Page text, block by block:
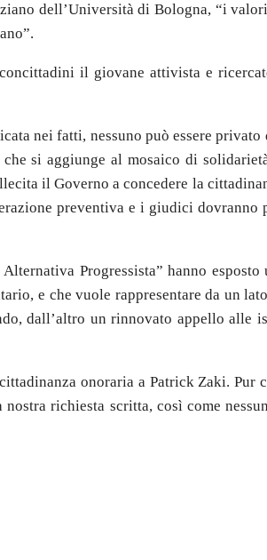
dell’Università di Bologna, “i
il giovane attivista e
nei fatti, nessuno può essere
si aggiunge al mosaico di
il Governo a concedere la
preventiva e i giudici dovranno
Progressista” hanno
e che vuole rappresentare da un
dall’altro un rinnovato appello alle
onoraria a Patrick Zaki. Pur
richiesta scritta, così come